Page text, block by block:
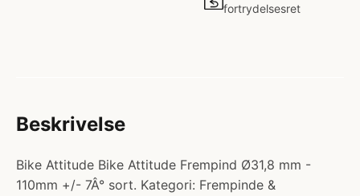
fortrydelsesret
Beskrivelse
Bike Attitude Bike Attitude Frempind Ø31,8 mm -
110mm +/- 7Â° sort. Kategori: Frempinde &